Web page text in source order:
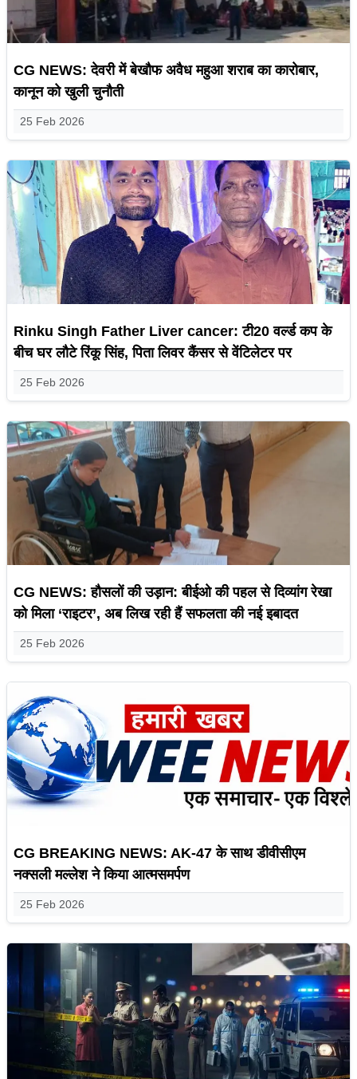
CG NEWS: देवरी में बेखौफ अवैध महुआ शराब का कारोबार,
कानून को खुली चुनौती
25 Feb 2026
Rinku Singh Father Liver cancer: टी20 वर्ल्ड कप के
बीच घर लौटे रिंकू सिंह, पिता लिवर कैंसर से वेंटिलेटर पर
25 Feb 2026
CG NEWS: हौसलों की उड़ान: बीईओ की पहल से दिव्यांग रेखा
को मिला ‘राइटर’, अब लिख रही हैं सफलता की नई इबादत
25 Feb 2026
CG BREAKING NEWS: AK-47 के साथ डीवीसीएम
नक्सली मल्लेश ने किया आत्मसमर्पण
25 Feb 2026